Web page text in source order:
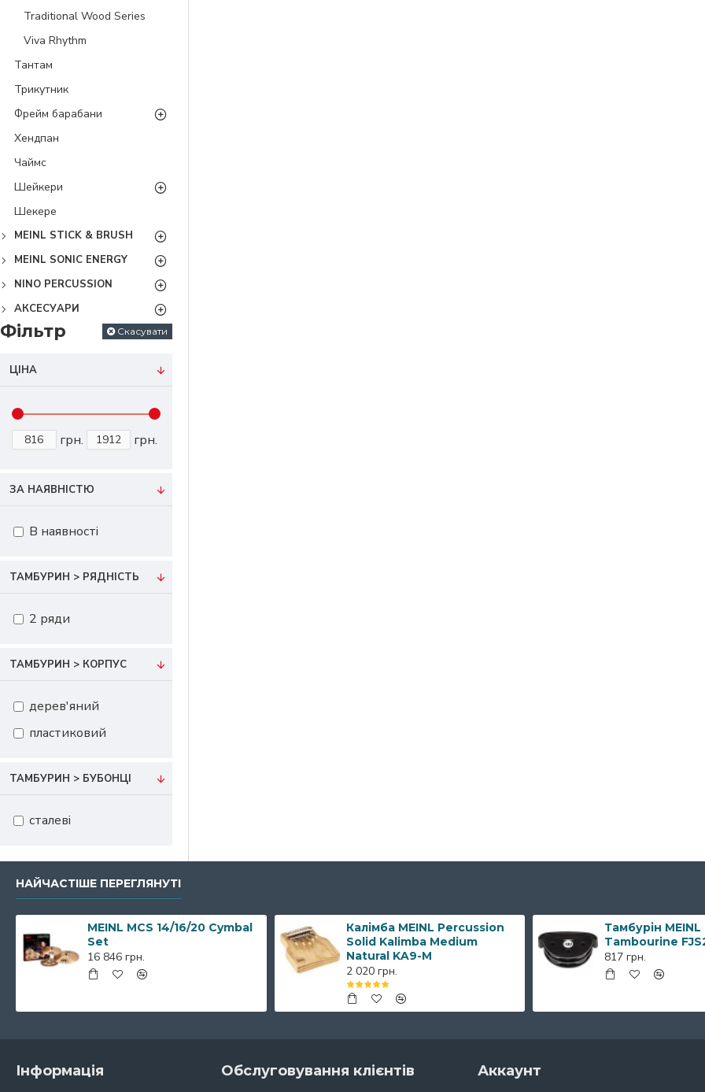
Traditional Wood Series
Viva Rhythm
Тантам
Трикутник
Фрейм барабани
Хендпан
Чаймс
Шейкери
Шекере
MEINL STICK & BRUSH
MEINL SONIC ENERGY
NINO PERCUSSION
АКСЕСУАРИ
Фільтр Скасувати
ЦІНА
грн. грн.
ТАМБУРИН > РЯДНІСТЬ
2 ряди
ТАМБУРИН > КОРПУС
дерев'яний
пластиковий
ТАМБУРИН > БУБОНЦІ
сталеві
ЗА НАЯВНІСТЮ
В наявності
НАЙЧАСТІШЕ ПЕРЕГЛЯНУТІ
MEINL MCS 14/16/20 Cymbal
Set
16 846 грн.
Калімба MEINL Percussion
Solid Kalimba Medium
Natural KA9-M
2 020 грн.
Тамбурін
Tambourine
817 грн.
Інформація Обслуговування клієнтів Аккаунт